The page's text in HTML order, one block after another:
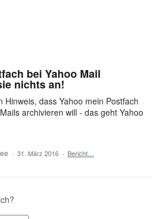
bei Yahoo Mail
nichts an!
Hinweis, dass Yahoo mein Postfach
archivieren will - das geht Yahoo
· 31. März 2016 · Bericht…